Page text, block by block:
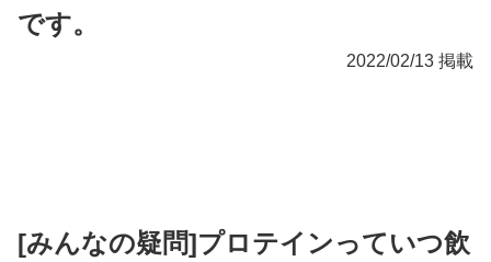
です。
2022/02/13 掲載
[みんなの疑問]プロテインっていつ飲